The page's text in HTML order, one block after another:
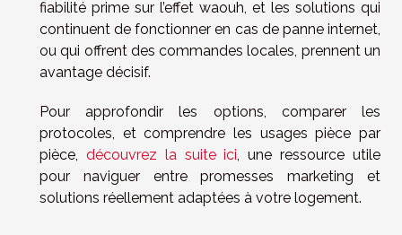
fiabilité prime sur l’effet waouh, et les solutions qui
continuent de fonctionner en cas de panne internet,
ou qui offrent des commandes locales, prennent un
avantage décisif.
Pour approfondir les options, comparer les
protocoles, et comprendre les usages pièce par
pièce, découvrez la suite ici , une ressource utile
pour naviguer entre promesses marketing et
solutions réellement adaptées à votre logement.